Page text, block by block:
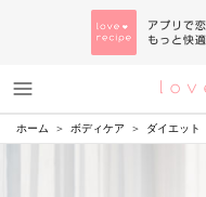
ホーム ボディケア ダイエット